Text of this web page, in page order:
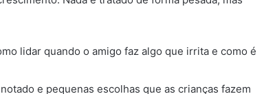
lidar quando o amigo faz algo que irrita e como é
e pequenas escolhas que as crianças fazem